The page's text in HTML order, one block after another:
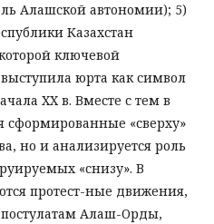
Алашской автономии); 5)
Казахстан
ключевой
юрта как символ
XX в. Вместе с тем в
сформированные «сверху»
но и анализируется роль
«снизу». В
протест-ные движения,
Алаш-Орды,